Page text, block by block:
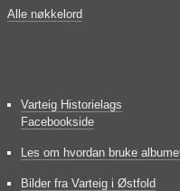
Alle nøkkelord
Varteig Historielags
Facebookside
Les om hvordan bruke
Bilder fra Varteig i Østfold